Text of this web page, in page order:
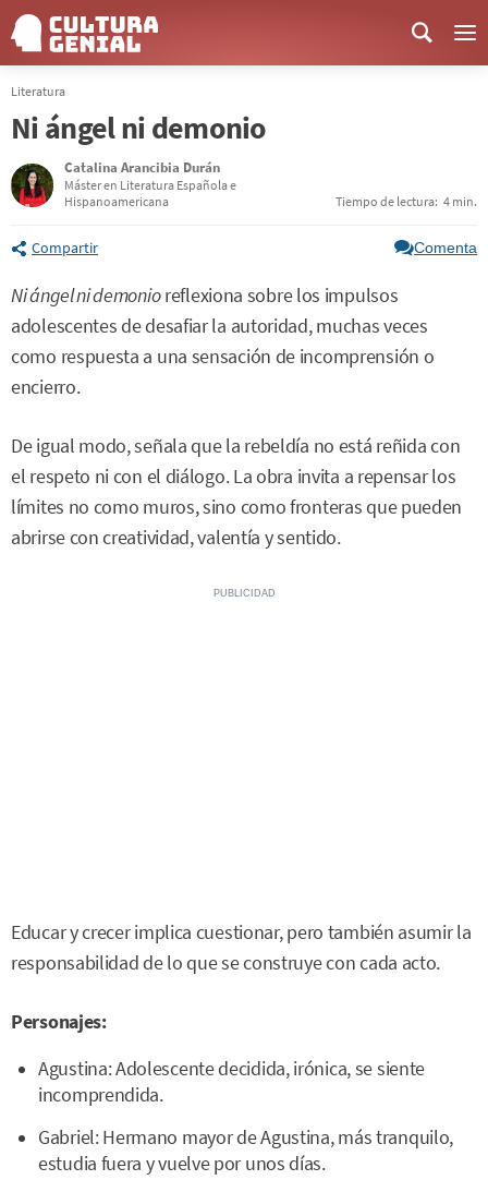
Literatura
Ni ángel ni demonio
Catalina Arancibia Durán
Máster en Literatura Española e
Hispanoamericana
Tiempo de lectura: 4 min.
Compartir Comenta
Ni ángel ni demonioreflexiona sobre los impulsos
adolescentes de desafiar la autoridad, muchas veces
como respuesta a una sensación de incomprensión o
encierro.
De igual modo, señala que la rebeldía no está reñida con
el respeto ni con el diálogo. La obra invita a repensar los
límites no como muros, sino como fronteras que pueden
abrirse con creatividad, valentía y sentido.
Educar y crecer implica cuestionar, pero también asumir la
responsabilidad de lo que se construye con cada acto.
Personajes:
Agustina: Adolescente decidida, irónica, se siente
incomprendida.
Gabriel: Hermano mayor de Agustina, más tranquilo,
estudia fuera y vuelve por unos días.